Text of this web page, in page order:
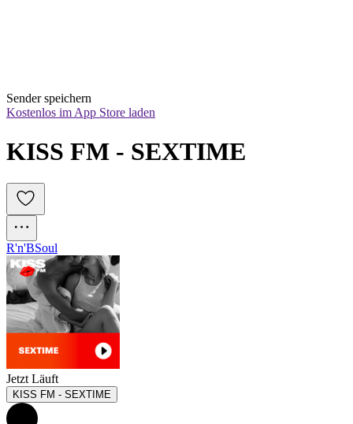
Sender speichern
Kostenlos im App Store laden
KISS FM - SEXTIME
R'n'BSoul
Jetzt Läuft
KISS FM - SEXTIME